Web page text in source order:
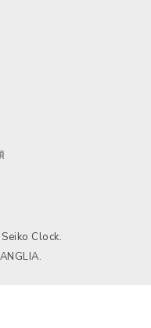
Clock.
ANGLIA.